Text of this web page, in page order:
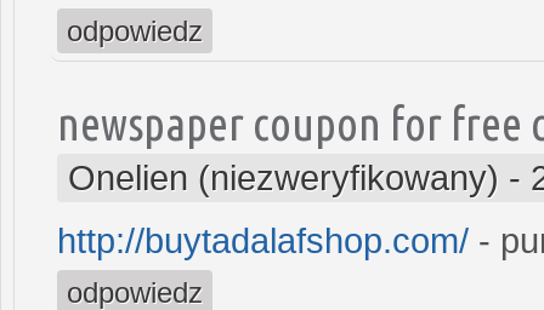
odpowiedz
newspaper coupon for free
Onelien (niezweryfikowany) -
http://buytadalafshop.com/ -
odpowiedz